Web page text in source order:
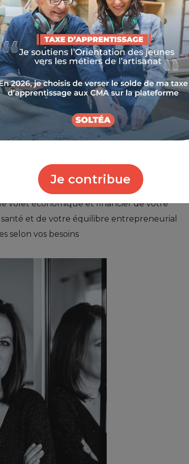
Je contribue
Alpes-Côte d'Azur.
pour développer votre entreprise !
conseiller de la Chambre de Métiers et de
celle de votre entreprise.
:
puis un suivi à 3 et à 6 mois
/ personnel pour vous aider à
quotidien de chef d’entreprise artisanale
volet économique et financier de votre
et de votre équilibre entrepreneurial
selon vos besoins